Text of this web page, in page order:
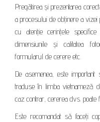
Pregătirea și prezentarea
a procesului de obținere a
cu atenție cerințele
dimensiunile și calitatea
formularul de cerere etc.
De asemenea, este
traduse în limba vietnameză
caz contrar, cererea dvs. poate
Este recomandat să faceți